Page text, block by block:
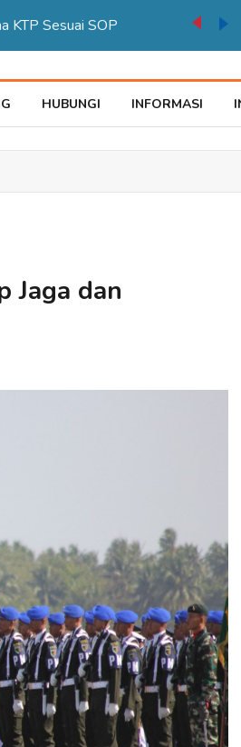
KTP Sesuai SOP
HUBUNGI INFORMASI
Jaga dan